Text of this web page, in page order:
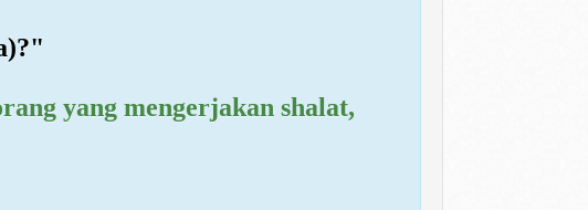
yang mengerjakan shalat,